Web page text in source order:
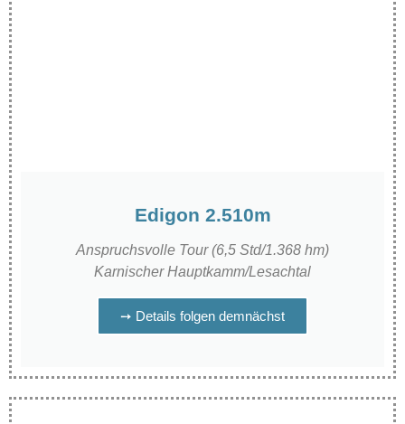
Edigon 2.510m
Anspruchsvolle Tour (6,5 Std/1.368 hm)
Karnischer Hauptkamm/Lesachtal
➙ Details folgen demnächst